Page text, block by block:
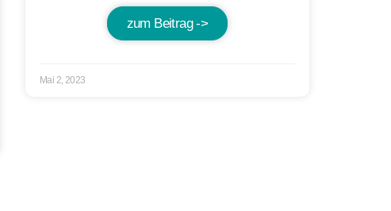
zum Beitrag ->
Mai 2, 2023